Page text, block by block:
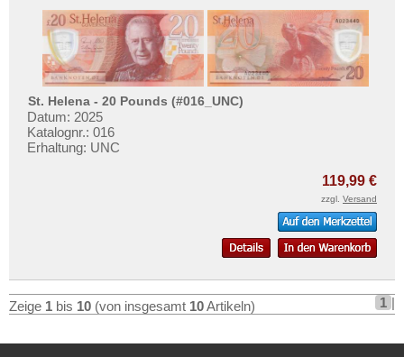
St. Helena - 20 Pounds (#016_UNC)
Datum: 2025
Katalognr.: 016
Erhaltung: UNC
119,99 €
zzgl. Versand
Zeige 1 bis 10 (von insgesamt 10Artikeln) 1 |